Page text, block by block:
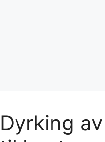
Dyrking